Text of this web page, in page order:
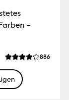
–
Die
886Reviews